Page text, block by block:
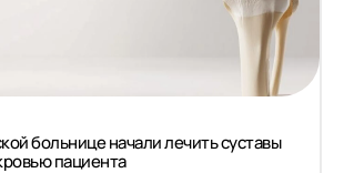
больнице начали лечить суставы
пациента